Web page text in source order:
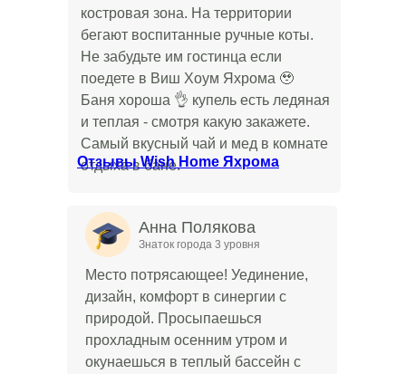
костровая зона. На территории
бегают воспитанные ручные коты.
Не забудьте им гостинца если
поедете в Виш Хоум Яхрома 🥹
Баня хороша 👌 купель есть ледяная
и теплая - смотря какую закажете.
Самый вкусный чай и мед в комнате
отдыха в бане.
Место потрясающее! Уединение,
дизайн, комфорт в синергии с
природой. Просыпаешься
прохладным осенним утром и
окунаешься в теплый бассейн с
Отзывы Wish Home Яхрома
Знаток города 3 уровня
Анна Полякова